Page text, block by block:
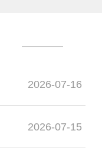
2026-07-16
2026-07-15